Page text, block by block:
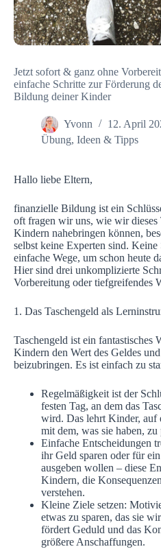
Jetzt sofort & ganz ohne
einfache Schritte zur Förderung
Bildung deiner Kinder
Yvonn
12. April
Übung, Ideen & Tipps
Hallo liebe Eltern,
finanzielle Bildung ist ein
oft fragen wir uns, wie wir dieses
Kindern nahebringen können,
selbst keine Experten sind. Keine
einfache Wege, um schon heute
Hier sind drei unkomplizierte
Vorbereitung oder tiefgreifendes
1. Das Taschengeld als
Taschengeld ist ein fantastisches
Kindern den Wert des Geldes
beizubringen. Es ist einfach zu
Regelmäßigkeit ist der
festen Tag, an dem das
wird. Das lehrt Kinder, auf
mit dem, was sie haben, zu
Einfache Entscheidungen
ihr Geld sparen oder für
ausgeben wollen – diese
Kindern, die
verstehen.
Kleine Ziele setzen:
etwas zu sparen, das sie
fördert Geduld und das
größere Anschaffungen.